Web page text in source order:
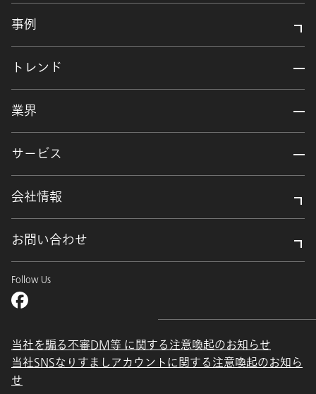
事例
トレンド
業界
サービス
会社情報
お問い合わせ
Follow Us
当社を騙る不審DM等 に関する注意喚起のお知らせ
当社SNSなりすましアカウントに関する注意喚起のお知ら
せ